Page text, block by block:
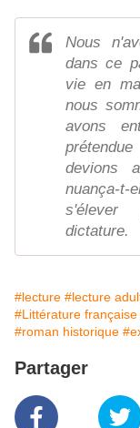
Nous
dans ce
vie en
nous
avons
devions
nuança-t-
s'élever
dictature.
#lecture #lecture
#Littérature française
#roman historique
Partager